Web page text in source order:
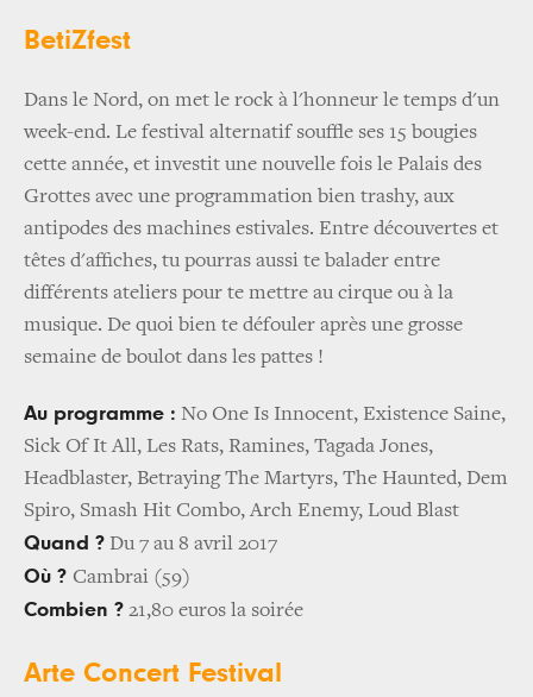
BetiZfest
Dans le Nord, on met le rock à l'honneur le temps d'un
week-end. Le festival alternatif souffle ses 15 bougies
cette année, et investit une nouvelle fois le Palais des
Grottes avec une programmation bien trashy, aux
antipodes des machines estivales. Entre découvertes et
têtes d'affiches, tu pourras aussi te balader entre
différents ateliers pour te mettre au cirque ou à la
musique. De quoi bien te défouler après une grosse
semaine de boulot dans les pattes !
Au programme : No One Is Innocent, Existence Saine,
Sick Of It All, Les Rats, Ramines, Tagada Jones,
Headblaster, Betraying The Martyrs, The Haunted, Dem
Spiro, Smash Hit Combo, Arch Enemy, Loud Blast
Quand ? Du 7 au 8 avril 2017
Où ? Cambrai (59)
Combien ? 21,80 euros la soirée
Arte Concert Festival